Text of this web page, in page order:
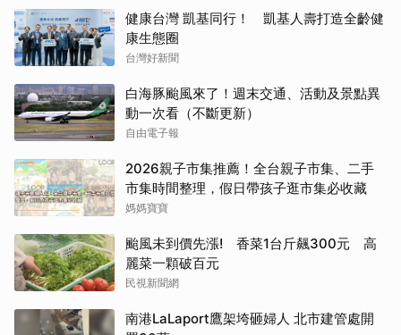
健康台灣 凱基同行！ 凱基人壽打造全齡健
康生態圈
台灣好新聞
白海豚颱風來了！週末交通、活動及景點異
動一次看（不斷更新）
自由電子報
2026親子市集推薦！全台親子市集、二手
市集時間整理，假日帶孩子逛市集必收藏
媽媽寶寶
颱風未到價先漲! 香菜1台斤飆300元 高
麗菜一顆破百元
民視新聞網
南港LaLaport鷹架垮砸婦人 北市建管處開